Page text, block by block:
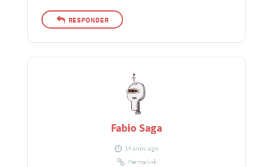
RESPONDER
Fabio Saga
14 anos ago
Permalink